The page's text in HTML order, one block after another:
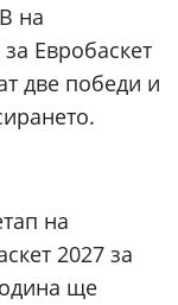
на
Евробаскет
две победи и
на
2027 за
ще